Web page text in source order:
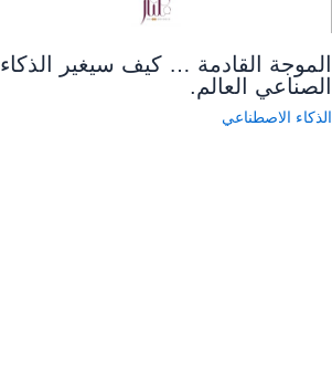
الموجة القادمة … كيف سيغير الذكاء
الصناعي العالم.
الذكاء الاصطناعي